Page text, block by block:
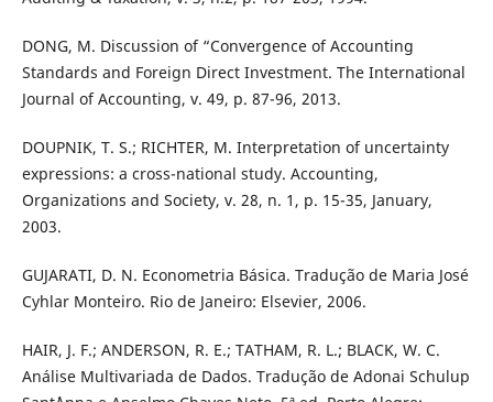
DONG, M. Discussion of “Convergence of Accounting
Standards and Foreign Direct Investment. The International
Journal of Accounting, v. 49, p. 87-96, 2013.
DOUPNIK, T. S.; RICHTER, M. Interpretation of uncertainty
expressions: a cross-national study. Accounting,
Organizations and Society, v. 28, n. 1, p. 15-35, January,
2003.
GUJARATI, D. N. Econometria Básica. Tradução de Maria José
Cyhlar Monteiro. Rio de Janeiro: Elsevier, 2006.
HAIR, J. F.; ANDERSON, R. E.; TATHAM, R. L.; BLACK, W. C.
Análise Multivariada de Dados. Tradução de Adonai Schulup